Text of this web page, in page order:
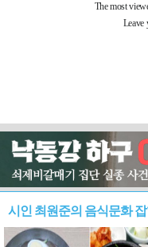
시인 최원준의 음식문화